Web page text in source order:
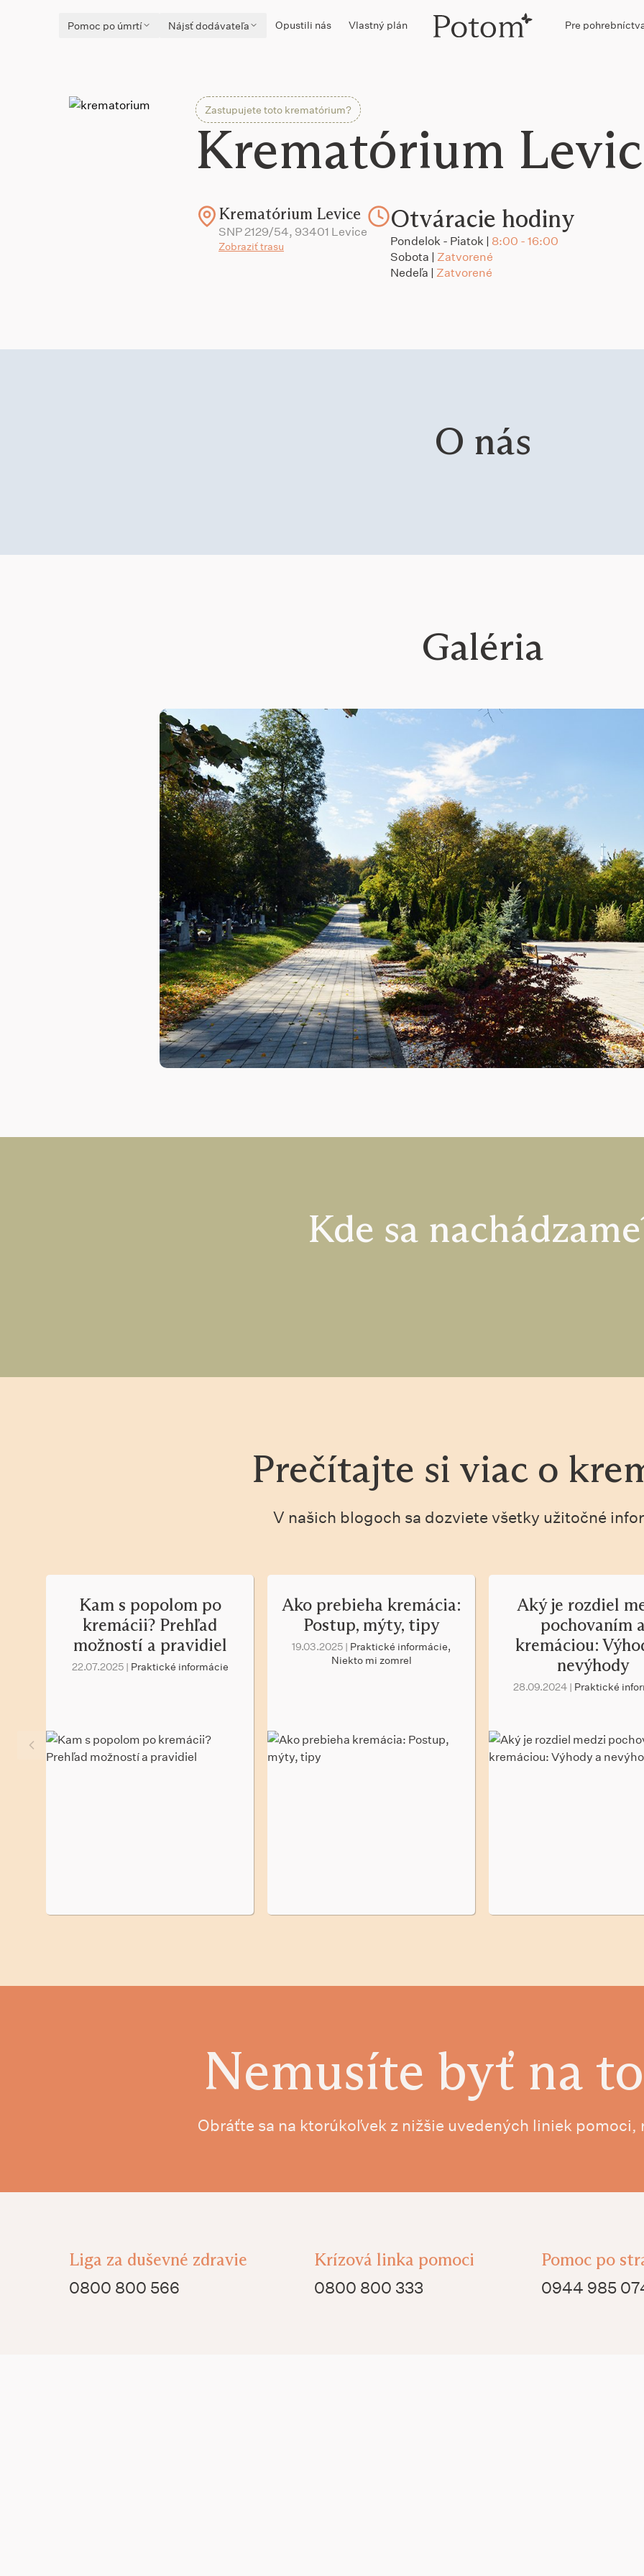
Pomoc po úmrtí Nájsť dodávateľa Opustili nás Vlastný plán Pre
Zastupujete toto krematórium?
Krematórium
Krematórium Levice
SNP 2129/54, 93401 Levice
Zobraziť trasu
Otváracie hodiny
Pondelok - Piatok | 8:00 - 16:00
Sobota | Zatvorené
Nedeľa | Zatvorené
O nás
Galéria
Kde sa
Prečítajte si viac o
V našich blogoch sa dozviete všetky užitočné
Predchádzajúca položka
Kam s popolom po
kremácii? Prehľad
možností a pravidiel
22.07.2025 | Praktické informácie
Ako prebieha kremácia:
Postup, mýty, tipy
19.03.2025 | Praktické informácie,
Niekto mi zomrel
Aký je rozdiel
pochovaním
kremáciou:
nevýhody
28.09.2024 | Praktické
Nemusíte byť na
Obráťte sa na ktorúkoľvek z nižšie uvedených liniek pomoci,
Liga za duševné zdravie
0800 800 566
Krízová linka pomoci
0800 800 333
Pomoc po
0944 985